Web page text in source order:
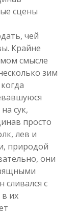
сцены
чей
Крайне
смысле
зим
сук,
просто
лев и
природой
они
сливался с
их